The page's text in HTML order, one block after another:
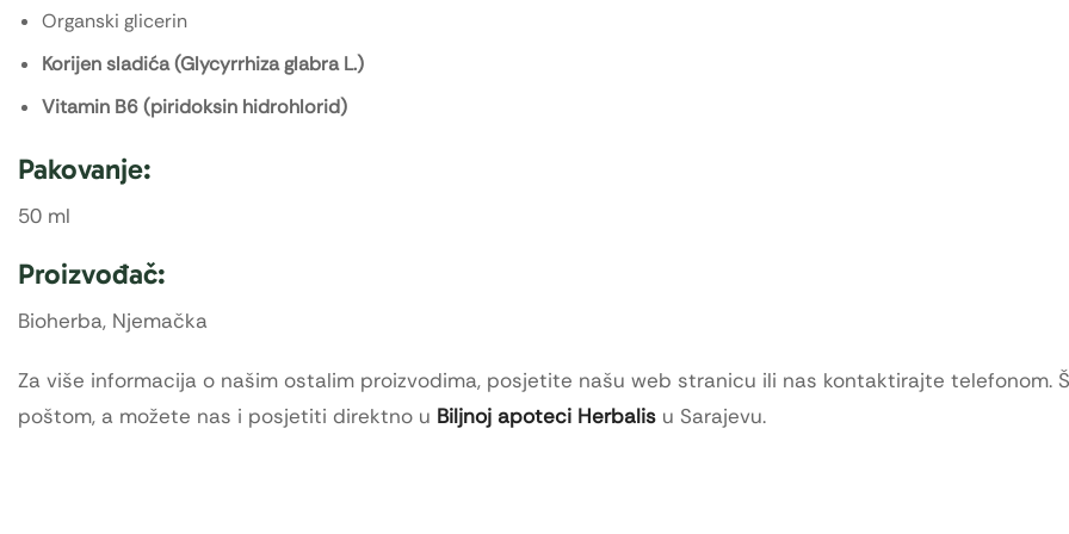
Organski glicerin
Korijen sladića (Glycyrrhiza glabra L.)
Vitamin B6 (piridoksin hidrohlorid)
Pakovanje:
50 ml
Proizvođač:
Bioherba, Njemačka
Za više informacija o našim ostalim proizvodima, posjetite našu web stranicu ili nas kontaktirajte telefonom.
poštom, a možete nas i posjetiti direktno u Biljnoj apoteci Herbalis u Sarajevu.